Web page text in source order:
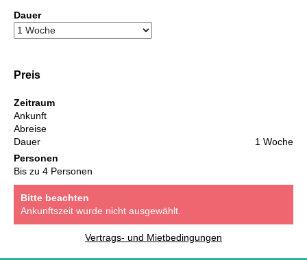
Dauer
Preis
Zeitraum
Ankunft
Abreise
Dauer
1 Woche
Personen
Bis zu 4 Personen
Bitte beachten
Ankunftszeit wurde nicht ausgewählt.
Vertrags- und Mietbedingungen